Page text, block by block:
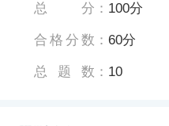
总分 ： 100分
合格分数 ：60分
总题数 ： 10